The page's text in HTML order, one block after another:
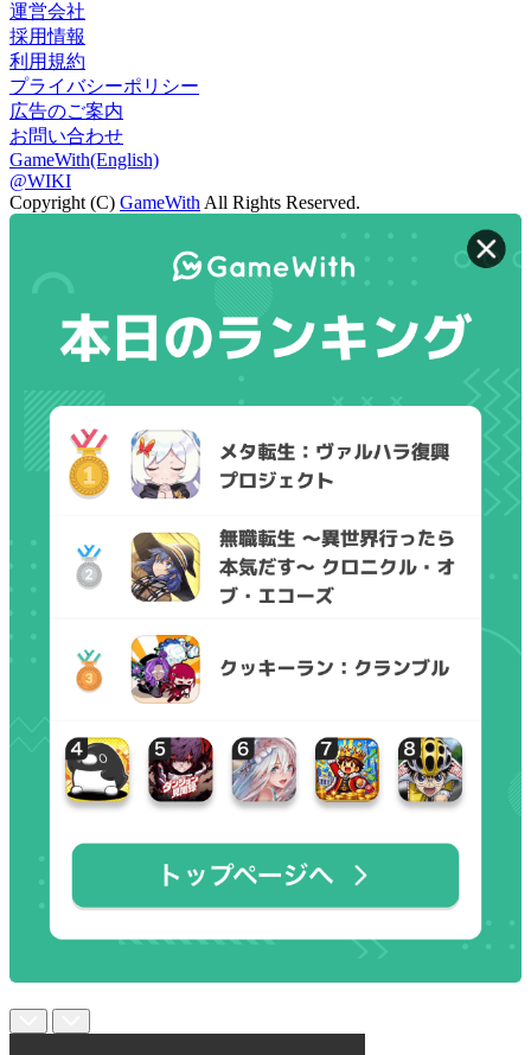
運営会社
採用情報
利用規約
プライバシーポリシー
広告のご案内
お問い合わせ
GameWith(English)
@WIKI
Copyright (C) GameWith All Rights Reserved.